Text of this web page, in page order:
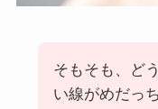
そもそも、ど
い線がめだっ